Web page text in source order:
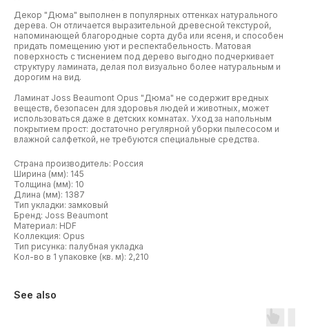
Декор "Дюма" выполнен в популярных оттенках натурального
дерева. Он отличается выразительной древесной текстурой,
напоминающей благородные сорта дуба или ясеня, и способен
придать помещению уют и респектабельность. Матовая
поверхность с тиснением под дерево выгодно подчеркивает
структуру ламината, делая пол визуально более натуральным и
дорогим на вид.
Ламинат Joss Beaumont Opus "Дюма" не содержит вредных
веществ, безопасен для здоровья людей и животных, может
использоваться даже в детских комнатах. Уход за напольным
покрытием прост: достаточно регулярной уборки пылесосом и
влажной салфеткой, не требуются специальные средства.
Страна производитель: Россия
Ширина (мм): 145
Толщина (мм): 10
Длина (мм): 1387
Тип укладки: замковый
Бренд: Joss Beaumont
Материал: HDF
Коллекция: Opus
Тип рисунка: палубная укладка
Кол-во в 1 упаковке (кв. м): 2,210
See also